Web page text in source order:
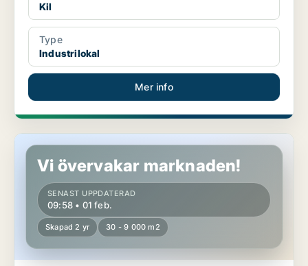
Kil
Type
Industrilokal
Mer info
Industrilokal i Karlstad
Vi övervakar marknaden!
SENAST UPPDATERAD
09:58 • 01 feb.
Skapad 2 yr 30 - 9 000 m2